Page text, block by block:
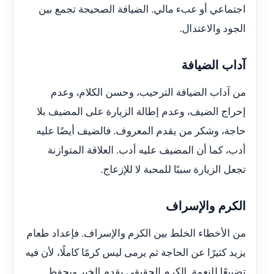
اجتماعي أو عبء مالي. الضيافة الصحيحة تجمع بين
الجود والاعتدال.
آداب الضيافة
من آداب الضيافة الترحيب، وحسن الكلام، وعدم
إحراج الضيف، وعدم إطالة الزيارة على المضيف بلا
حاجة، وشكر من يقدم المعروف. فالضيف أيضًا عليه
أدب، كما أن المضيف عليه أدب. العلاقة المتوازنة
تجعل الزيارة سببًا للمحبة لا للإزعاج.
الكرم والإسراف
من الأخطاء الخلط بين الكرم والإسراف. فإعداد طعام
يزيد كثيرًا عن الحاجة ثم يرمى ليس كرمًا كاملًا، لأن فيه